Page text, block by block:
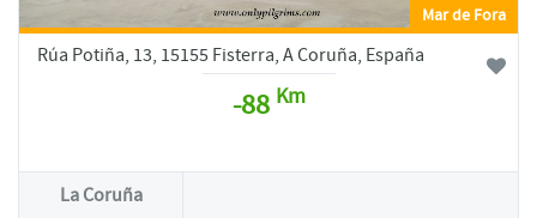
Mar de Fora
Rúa Potiña, 13, 15155 Fisterra, A Coruña, España
-88 Km
La Coruña